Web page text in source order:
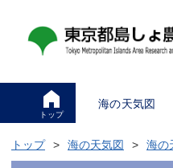
トップ
海の天気図
トップ 海の天気図 海の